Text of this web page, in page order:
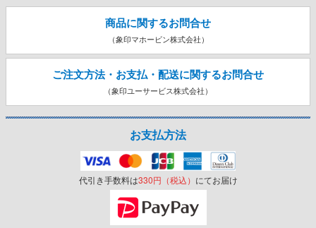
商品に関するお問合せ
（象印マホービン株式会社）
ご注文方法・お支払・配送に関するお問合せ
（象印ユーサービス株式会社）
お支払方法
代引き手数料は330円（税込） にてお届け